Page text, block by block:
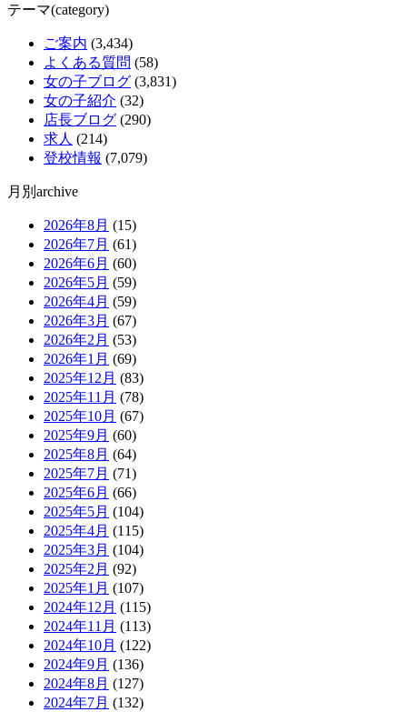
テーマ(category)
ご案内 (3,434)
よくある質問 (58)
女の子ブログ (3,831)
女の子紹介 (32)
店長ブログ (290)
求人 (214)
登校情報 (7,079)
月別archive
2026年8月 (15)
2026年7月 (61)
2026年6月 (60)
2026年5月 (59)
2026年4月 (59)
2026年3月 (67)
2026年2月 (53)
2026年1月 (69)
2025年12月 (83)
2025年11月 (78)
2025年10月 (67)
2025年9月 (60)
2025年8月 (64)
2025年7月 (71)
2025年6月 (66)
2025年5月 (104)
2025年4月 (115)
2025年3月 (104)
2025年2月 (92)
2025年1月 (107)
2024年12月 (115)
2024年11月 (113)
2024年10月 (122)
2024年9月 (136)
2024年8月 (127)
2024年7月 (132)